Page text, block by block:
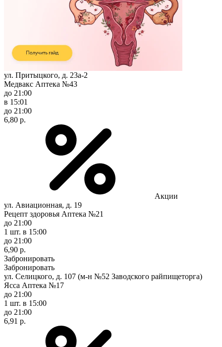
ул. Притыцкого, д. 23а-2
Медвакс Аптека №43
до 21:00
в 15:01
до 21:00
6,80 р.
Акции
ул. Авиационная, д. 19
Рецепт здоровья Аптека №21
до 21:00
1 шт. в 15:00
до 21:00
6,90 р.
Забронировать
Забронировать
ул. Селицкого, д. 107 (м-н №52 Заводского райпищеторга)
Ясса Аптека №17
до 21:00
1 шт. в 15:00
до 21:00
6,91 р.